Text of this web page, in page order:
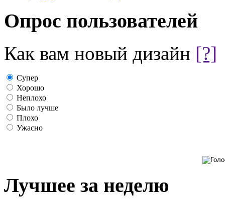
Опрос пользователей
Как вам новый дизайн [?]
Супер
Хорошо
Неплохо
Было лучше
Плохо
Ужасно
Лучшее за неделю